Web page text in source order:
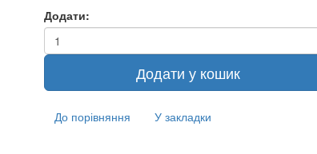
Додати:
Додати у кошик
До порівняння У закладки